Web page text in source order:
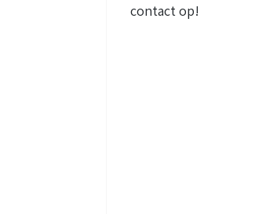
contact op!